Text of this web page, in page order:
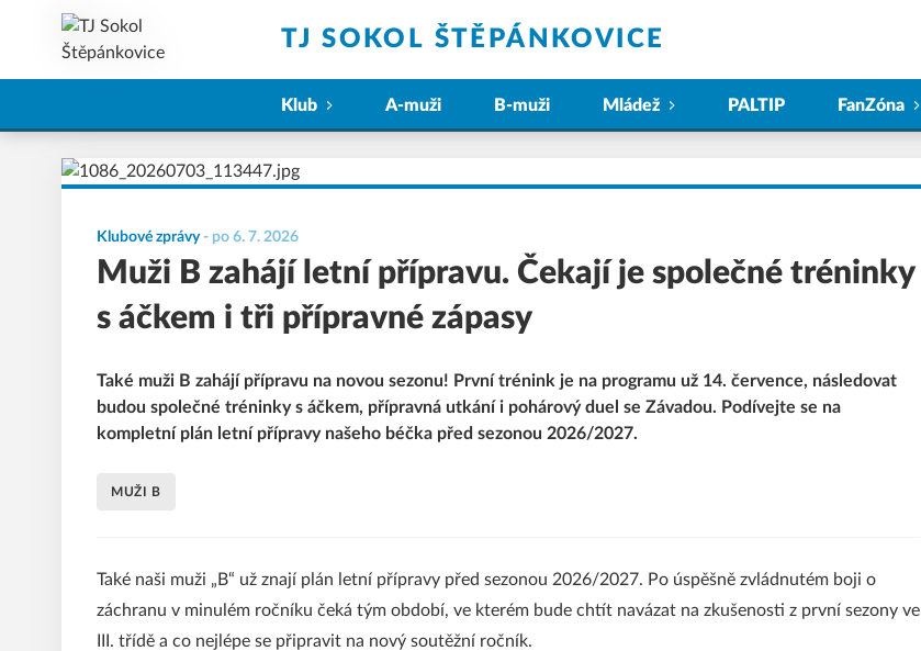
TJ SOKOL ŠTĚPÁNKOVICE
Klub A-muži B-muži Mládež PALTIP FanZóna
Klubové zprávy- po 6. 7. 2026
Muži B zahájí letní přípravu. Čekají je společné tréninky
s áčkem i tři přípravné zápasy
Také muži B zahájí přípravu na novou sezonu! První trénink je na programu už 14. července, následovat
budou společné tréninky s áčkem, přípravná utkání i pohárový duel se Závadou. Podívejte se na
kompletní plán letní přípravy našeho béčka před sezonou 2026/2027.
MUŽI B
Také naši muži „B“ už znají plán letní přípravy před sezonou 2026/2027. Po úspěšně zvládnutém boji o
záchranu v minulém ročníku čeká tým období, ve kterém bude chtít navázat na zkušenosti z první sezony ve
III. třídě a co nejlépe se připravit na nový soutěžní ročník.